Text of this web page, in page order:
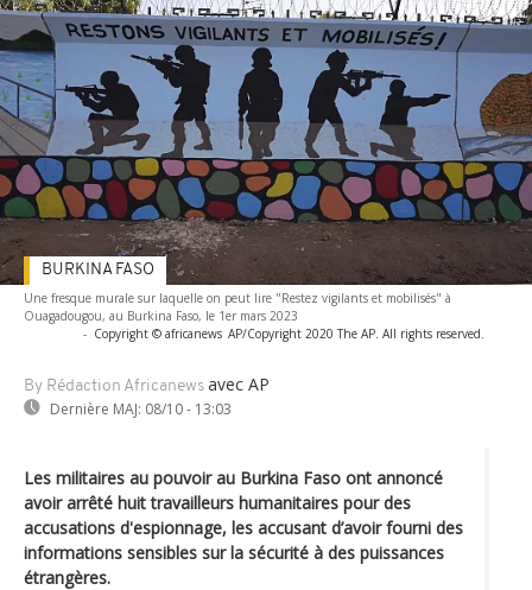
Une fresque murale sur laquelle on peut lire "Restez vigilants et mobilisés" à
Ouagadougou, au Burkina Faso, le 1er mars 2023
- Copyright © africanews AP/Copyright 2020 The AP. All rights reserved.
By Rédaction Africanews avec AP
Dernière MAJ: 08/10 - 13:03
BURKINA FASO
Les militaires au pouvoir au Burkina Faso ont annoncé
avoir arrêté huit travailleurs humanitaires pour des
accusations d'espionnage, les accusant d’avoir fourni des
informations sensibles sur la sécurité à des puissances
étrangères.